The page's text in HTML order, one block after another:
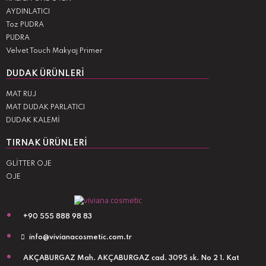
AYDINLATICI
Toz PUDRA
PUDRA
Velvet Touch Makyaj Primer
DUDAK ÜRÜNLERI
MAT RUJ
MAT DUDAK PARLATICI
DUDAK KALEMİ
TIRNAK ÜRÜNLERI
GLİTTER OJE
OJE
+90 555 888 98 83
info@vivianacosmetic.com.tr
AKÇABURGAZ Mah. AKÇABURGAZ cad. 3095 sk. No 2 1. Kat